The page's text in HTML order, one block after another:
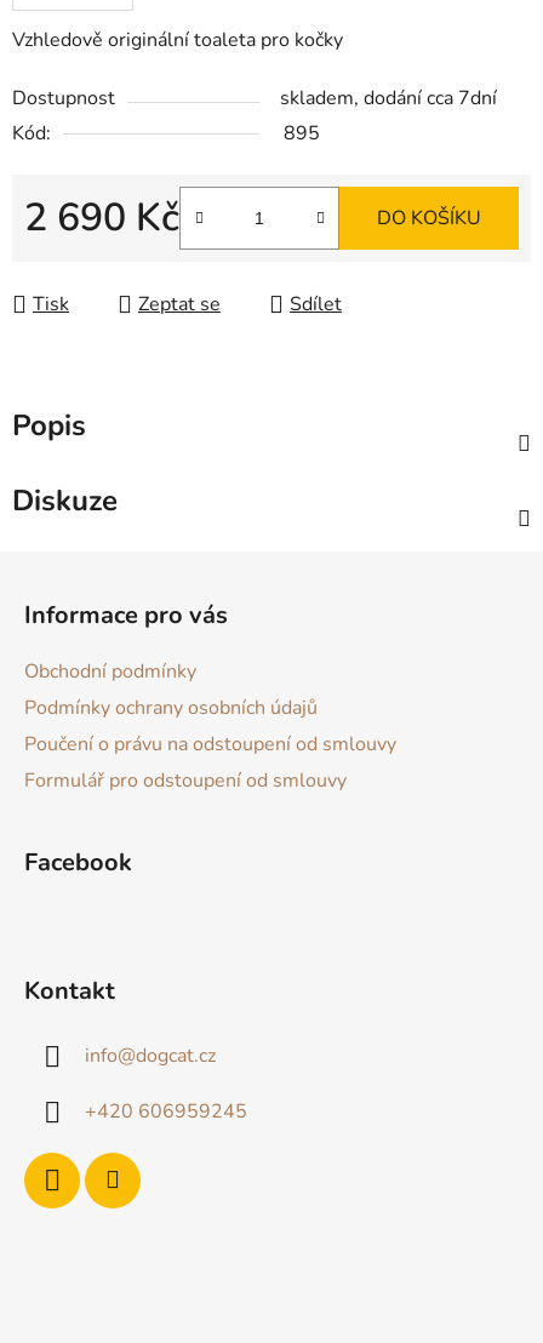
Vzhledově originální toaleta pro kočky
Dostupnost
skladem, dodání cca 7dní
Kód:
895
2 690 Kč DO KOŠÍKU
Tisk Zeptat se Sdílet
Popis
Diskuze
Informace pro vás
Obchodní podmínky
Podmínky ochrany osobních údajů
Poučení o právu na odstoupení od smlouvy
Formulář pro odstoupení od smlouvy
Facebook
Kontakt
info@dogcat.cz
+420 606959245